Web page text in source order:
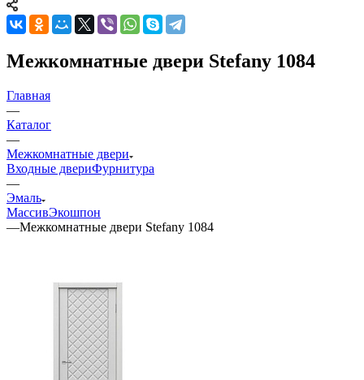
Межкомнатные двери Stefany 1084
Главная
—
Каталог
—
Межкомнатные двери
Входные двериФурнитура
—
Эмаль
МассивЭкошпон
—Межкомнатные двери Stefany 1084